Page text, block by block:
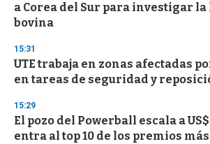
a Corea del Sur para investigar
bovina
15:31
UTE trabaja en zonas afectadas
en tareas de seguridad y
15:29
El pozo del Powerball escala a
entra al top 10 de los premios